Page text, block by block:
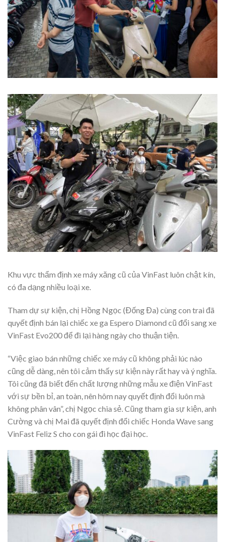
Khu vực thẩm định xe máy xăng cũ của VinFast luôn chật kín,
có đa dạng nhiều loại xe.
Tham dự sự kiện, chị Hồng Ngọc (Đống Đa) cùng con trai đã
quyết định bán lại chiếc xe ga Espero Diamond cũ đổi sang xe
VinFast Evo200 để đi lại hàng ngày cho thuận tiện.
“Việc giao bán những chiếc xe máy cũ không phải lúc nào
cũng dễ dàng, nên tôi cảm thấy sự kiện này rất hay và ý nghĩa.
Tôi cũng đã biết đến chất lượng những mẫu xe điện VinFast
với sự bền bỉ, an toàn, nên hôm nay quyết định đổi luôn mà
không phân vân”, chị Ngọc chia sẻ. Cũng tham gia sự kiện, anh
Cường và chị Mai đã quyết định đổi chiếc Honda Wave sang
VinFast Feliz S cho con gái đi học đại học.